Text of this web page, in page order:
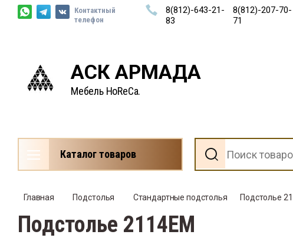
Контактный
телефон
8(812)-643-21-
83
8(812)-207-70-
71
АСК АРМАДА
Мебель HoReCa.
Каталог товаров
Главная Подстолья Стандартные подстолья
Подстолье
Подстолье 2114EM